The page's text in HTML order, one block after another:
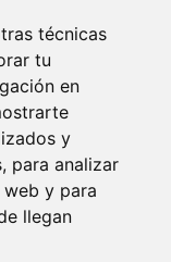
técnicas
tu
en
y
para analizar
y para
llegan
más